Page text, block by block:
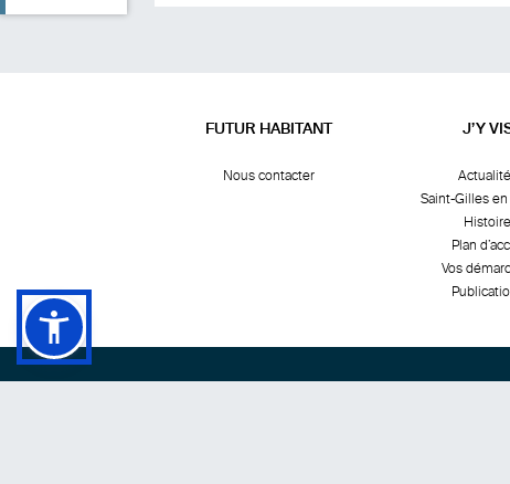
FUTUR HABITANT
Nous contacter
J’Y
Saint-Gilles
Histoire
Plan
Vos